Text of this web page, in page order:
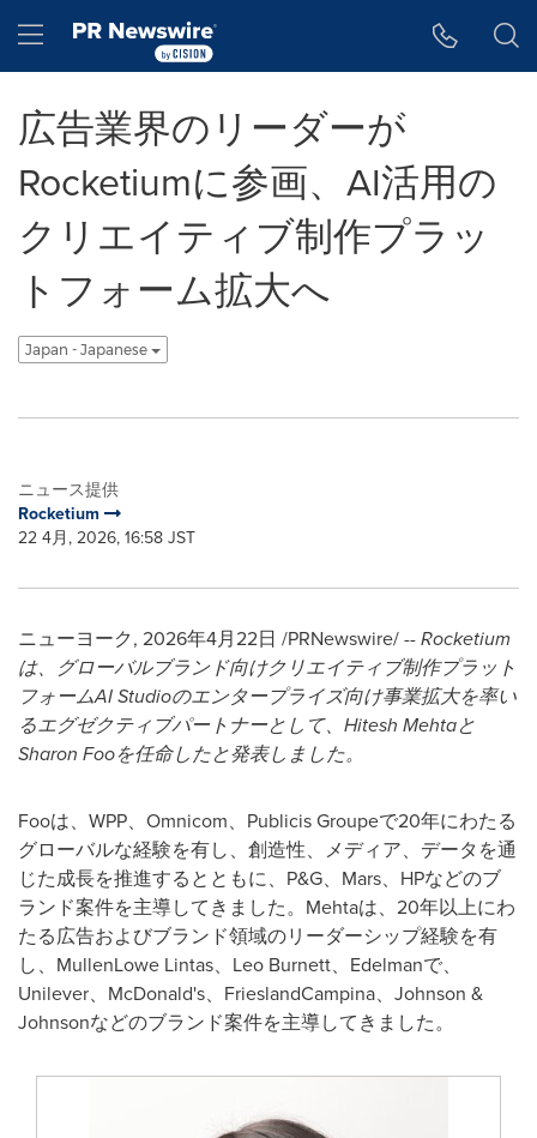
Hamburger menu
広告業界のリーダーが
Rocketiumに参画、AI活用の
クリエイティブ制作プラッ
トフォーム拡大へ
Japan - Japanese
ニュース提供
Rocketium
22 4月, 2026, 16:58 JST
ニューヨーク, 2026年4月22日 /PRNewswire/ --Rocketium
は、グローバルブランド向けクリエイティブ制作プラット
フォームAI Studioのエンタープライズ向け事業拡大を率い
るエグゼクティブパートナーとして、Hitesh Mehtaと
Sharon Fooを任命したと発表しました。
Fooは、WPP、Omnicom、Publicis Groupeで20年にわたる
グローバルな経験を有し、創造性、メディア、データを通
じた成長を推進するとともに、P&G、Mars、HPなどのブ
ランド案件を主導してきました。Mehtaは、20年以上にわ
たる広告およびブランド領域のリーダーシップ経験を有
し、MullenLowe Lintas、Leo Burnett、Edelmanで、
Unilever、McDonald's、FrieslandCampina、Johnson &
Johnsonなどのブランド案件を主導してきました。